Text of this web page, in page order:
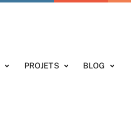
PROJETS BLOG